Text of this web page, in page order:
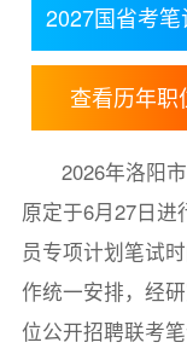
2027国省考笔
查看历年职
2026年洛阳
原定于6月27日进
员专项计划笔试
作统一安排，经
位公开招聘联考